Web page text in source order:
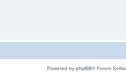
Powered by phpBB® Forum